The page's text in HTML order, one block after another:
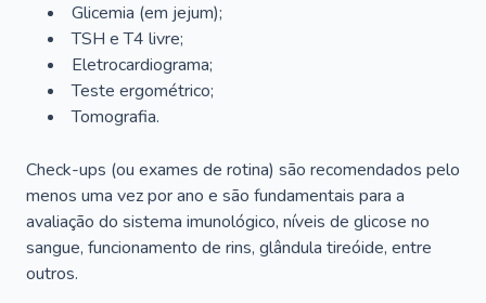
Glicemia (em jejum);
TSH e T4 livre;
Eletrocardiograma;
Teste ergométrico;
Tomografia.
Check-ups (ou exames de rotina) são recomendados pelo
menos uma vez por ano e são fundamentais para a
avaliação do sistema imunológico, níveis de glicose no
sangue, funcionamento de rins, glândula tireóide, entre
outros.